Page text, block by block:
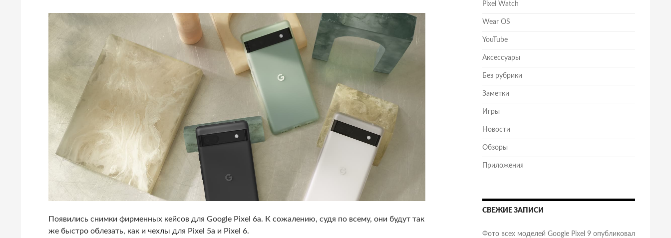
Появились снимки фирменных кейсов для Google Pixel 6a. К сожалению, судя по всему, они будут так
же быстро облезать, как и чехлы для Pixel 5a и Pixel 6.
Pixel Watch
Wear OS
YouTube
Аксессуары
Без рубрики
Заметки
Игры
Новости
Обзоры
Приложения
СВЕЖИЕ ЗАПИСИ
Фото всех моделей Google Pixel 9 опубликовал